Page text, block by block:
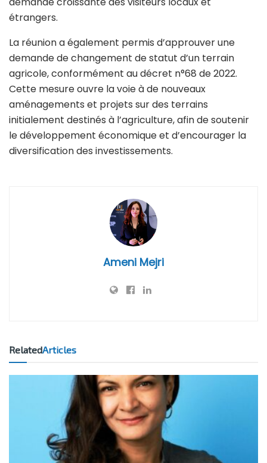
étrangers.
La réunion a également permis d’approuver une
demande de changement de statut d’un terrain
agricole, conformément au décret n°68 de 2022.
Cette mesure ouvre la voie à de nouveaux
aménagements et projets sur des terrains
initialement destinés à l’agriculture, afin de soutenir
le développement économique et d’encourager la
diversification des investissements.
Ameni Mejri
RelatedArticles